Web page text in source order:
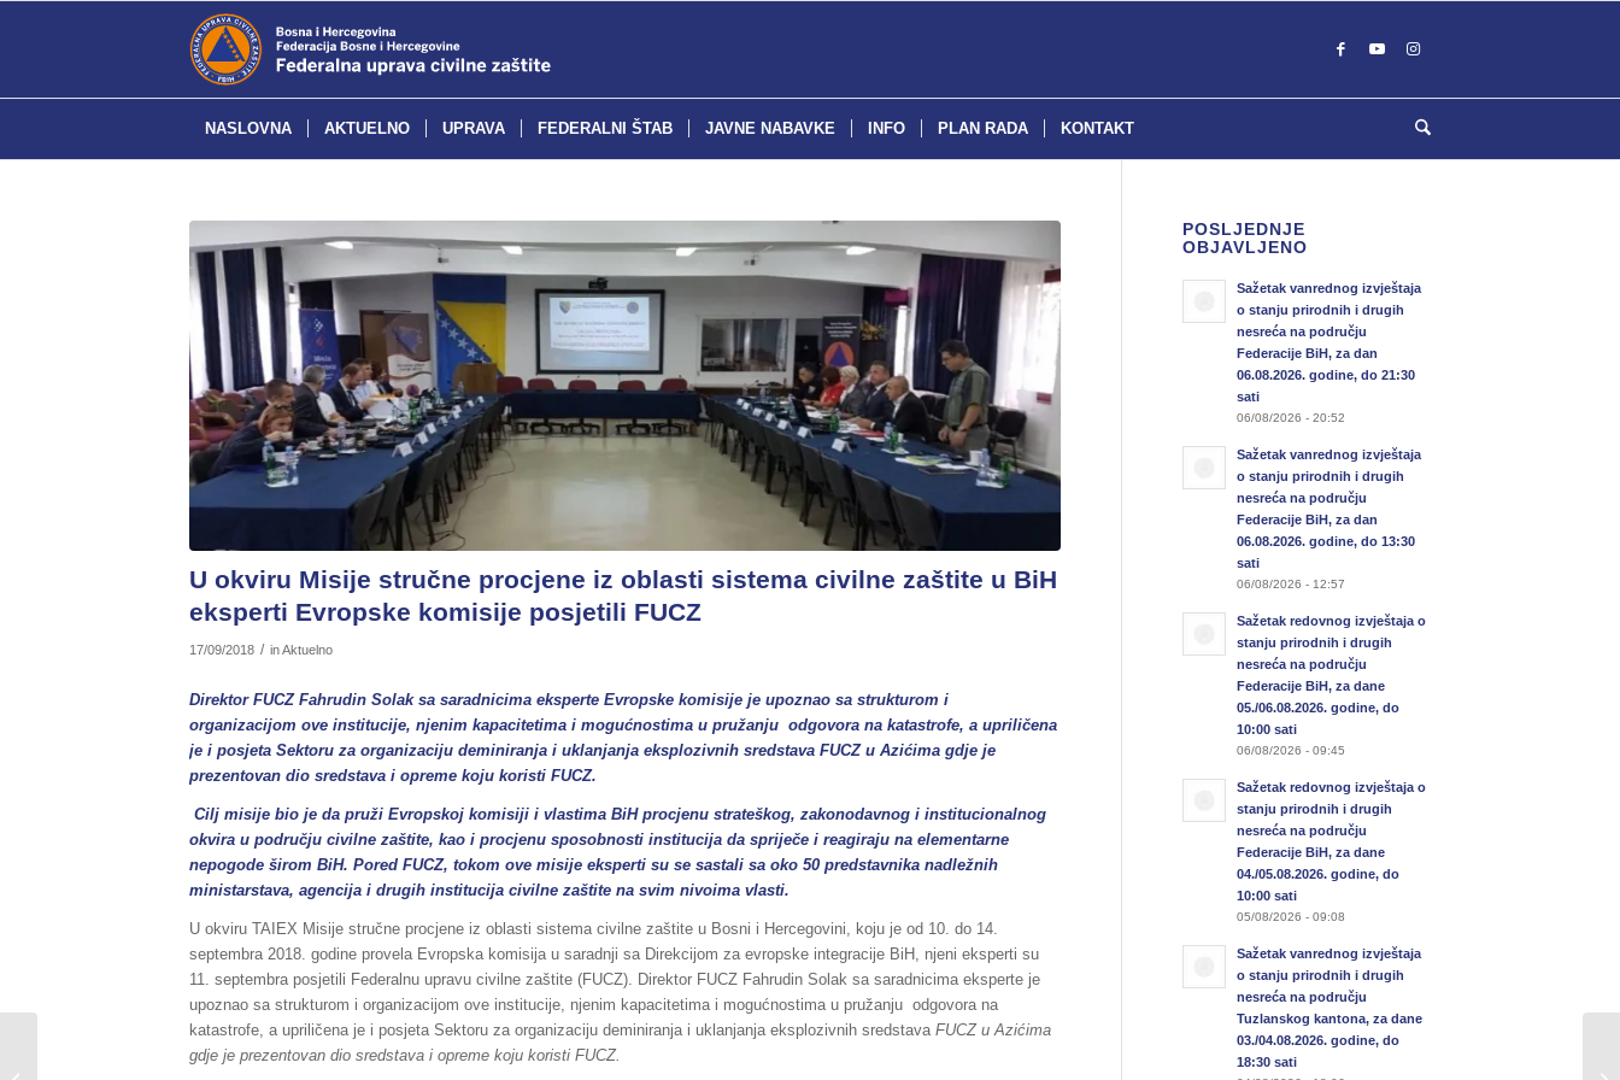
NASLOVNA AKTUELNO UPRAVA FEDERALNI ŠTAB JAVNE NABAVKE INFO PLAN RADA KONTAKT
U okviru Misije stručne procjene iz oblasti sistema civilne zaštite u BiH
eksperti Evropske komisije posjetili FUCZ
17/09/2018 / inAktuelno
Direktor FUCZ Fahrudin Solak sa saradnicima eksperte Evropske komisije je upoznao sa strukturom i
organizacijom ove institucije, njenim kapacitetima i mogućnostima u pružanju odgovora na katastrofe, a upriličena
je i posjeta Sektoru za organizaciju deminiranja i uklanjanja eksplozivnih sredstava FUCZ u Azićima gdje je
prezentovan dio sredstava i opreme koju koristi FUCZ.
Cilj misije bio je da pruži Evropskoj komisiji i vlastima BiH procjenu strateškog, zakonodavnog i institucionalnog
okvira u području civilne zaštite, kao i procjenu sposobnosti institucija da spriječe i reagiraju na elementarne
nepogode širom BiH. Pored FUCZ, tokom ove misije eksperti su se sastali sa oko 50 predstavnika nadležnih
ministarstava, agencija i drugih institucija civilne zaštite na svim nivoima vlasti.
U okviru TAIEX Misije stručne procjene iz oblasti sistema civilne zaštite u Bosni i Hercegovini, koju je od 10. do 14.
septembra 2018. godine provela Evropska komisija u saradnji sa Direkcijom za evropske integracije BiH, njeni eksperti su
11. septembra posjetili Federalnu upravu civilne zaštite (FUCZ). Direktor FUCZ Fahrudin Solak sa saradnicima eksperte je
upoznao sa strukturom i organizacijom ove institucije, njenim kapacitetima i mogućnostima u pružanju odgovora na
katastrofe, a upriličena je i posjeta Sektoru za organizaciju deminiranja i uklanjanja eksplozivnih sredstava FUCZ u Azićima
gdje je prezentovan dio sredstava i opreme koju koristi FUCZ.
POSLJEDNJE
OBJAVLJENO
Sažetak vanrednog izvještaja
o stanju prirodnih i drugih
nesreća na području
Federacije BiH, za dan
06.08.2026. godine, do 21:30
sati
06/08/2026 - 20:52
Sažetak vanrednog izvještaja
o stanju prirodnih i drugih
nesreća na području
Federacije BiH, za dan
06.08.2026. godine, do 13:30
sati
06/08/2026 - 12:57
Sažetak redovnog izvještaja o
stanju prirodnih i drugih
nesreća na području
Federacije BiH, za dane
05./06.08.2026. godine, do
10:00 sati
06/08/2026 - 09:45
Sažetak redovnog izvještaja o
stanju prirodnih i drugih
nesreća na području
Federacije BiH, za dane
04./05.08.2026. godine, do
10:00 sati
05/08/2026 - 09:08
Sažetak vanrednog izvještaja
o stanju prirodnih i drugih
nesreća na području
Tuzlanskog kantona, za dane
03./04.08.2026. godine, do
18:30 sati
Sažetak redovnog izvještaja o stanju